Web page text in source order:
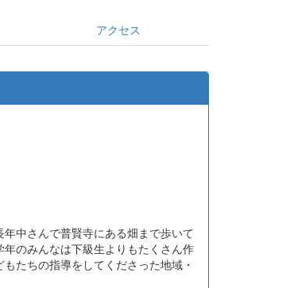
アクセス
中さんで普賢寺にある畑まで歩いて
のみんなは下級生よりもたくさん作
たちの指導をしてくださった地域・